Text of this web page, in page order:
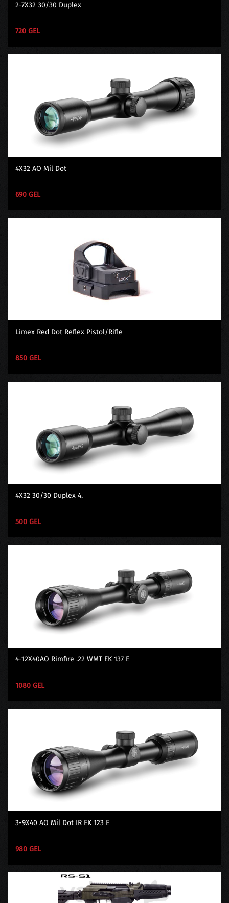
2-7X32 30/30 Duplex
720 GEL
4X32 AO Mil Dot
690 GEL
Limex Red Dot Reflex Pistol/Rifle
850 GEL
4X32 30/30 Duplex 4.
500 GEL
4-12X40AO Rimfire .22 WMT EK 137 E
1080 GEL
3-9X40 AO Mil Dot IR EK 123 E
980 GEL